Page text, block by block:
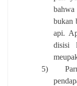
bahwa
bukan
api.
disisi
5)